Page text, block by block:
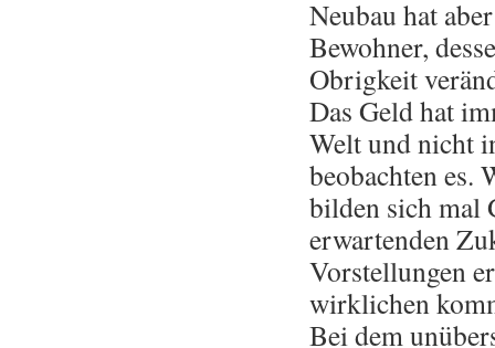
Neubau hat
Bewohner,
Obrigkeit
Das Geld hat
Welt und nicht
beobachten es.
bilden sich mal
erwartenden
Vorstellungen
wirklichen
Bei dem